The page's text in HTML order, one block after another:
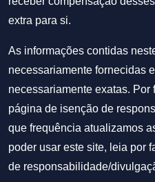
extra para si.
As informações contidas
necessariamente fornecidas
necessariamente exatas. Por
página de isenção de
que frequência atualizamos
poder usar este site, leia por
de responsabilidade/